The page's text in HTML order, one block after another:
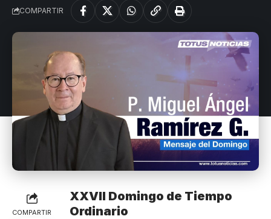
COMPARTIR
COMPARTIR
XXVII Domingo de Tiempo
Ordinario